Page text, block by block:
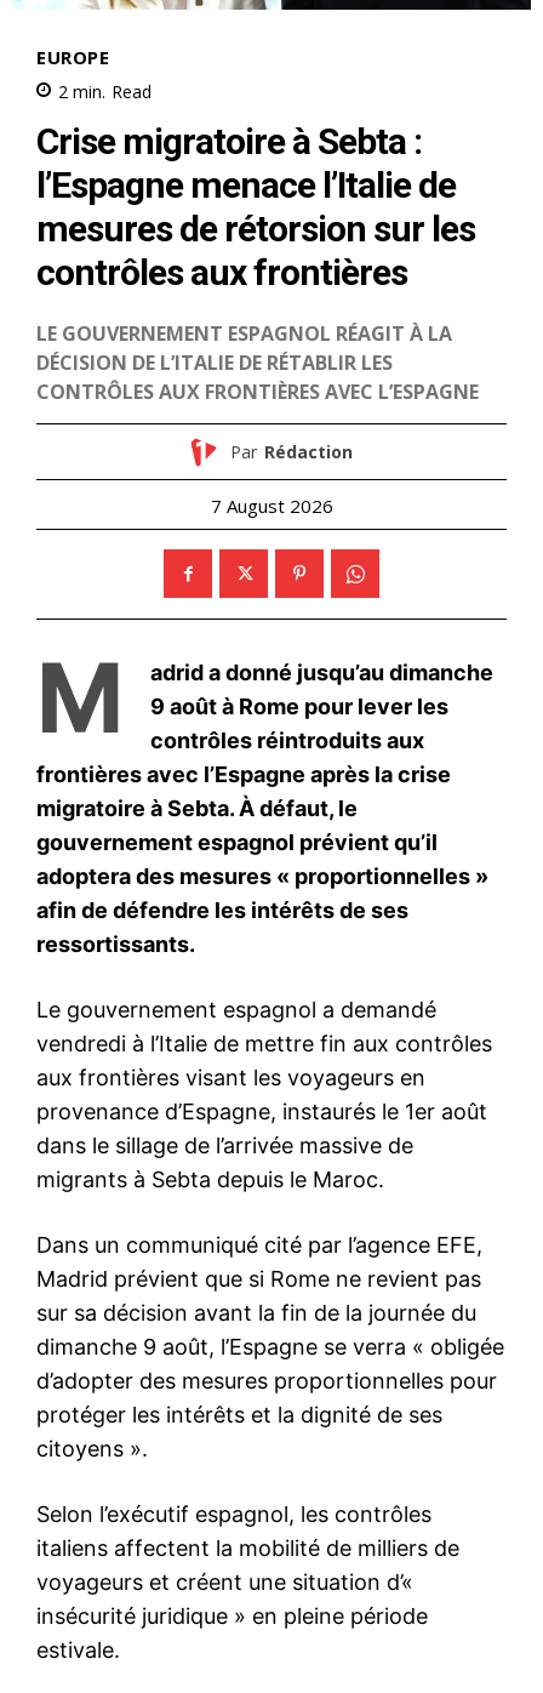
le1.ma
l'intelligence de
l'information
Insight Publications
À propos
Nous contacter